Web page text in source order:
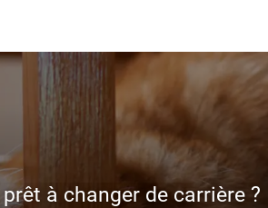
à changer de carrière ?